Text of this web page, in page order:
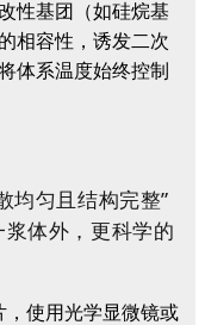
性基团（如硅烷基
相容性，诱发二次
体系温度始终控制
均匀且结构完整”
体外，更科学的
，使用光学显微镜或